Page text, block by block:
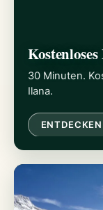
30 Minuten.
Ilana.